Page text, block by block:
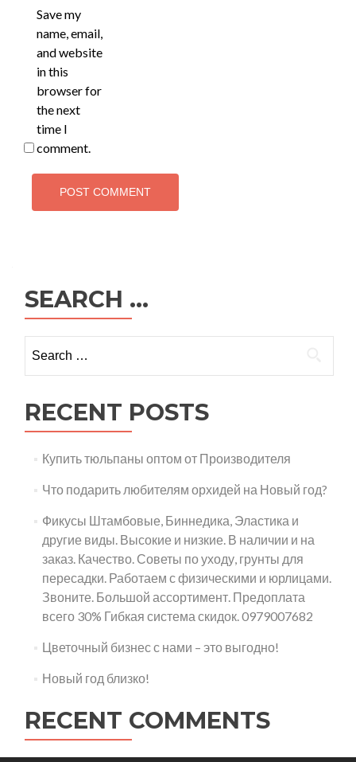
Save my
name, email,
and website
in this
browser for
the next
time I
comment.
SEARCH …
for:
RECENT POSTS
Купить тюльпаны оптом от Производителя
Что подарить любителям орхидей на Новый год?
Фикусы Штамбовые, Биннедика, Эластика и
другие виды. Высокие и низкие. В наличии и на
заказ. Качество. Советы по уходу, грунты для
пересадки. Работаем с физическими и юрлицами.
Звоните. Большой ассортимент. Предоплата
всего 30% Гибкая система скидок. 0979007682
Цветочный бизнес с нами – это выгодно!
Новый год близко!
RECENT COMMENTS